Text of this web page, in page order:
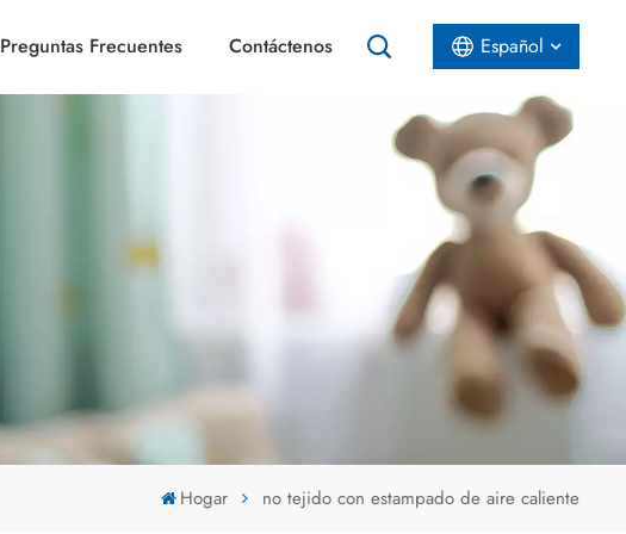
Preguntas Frecuentes Contáctenos Español
English
Español
عربي
Hogar no tejido con estampado de aire caliente